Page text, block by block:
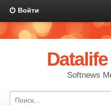
Войти
Softnews